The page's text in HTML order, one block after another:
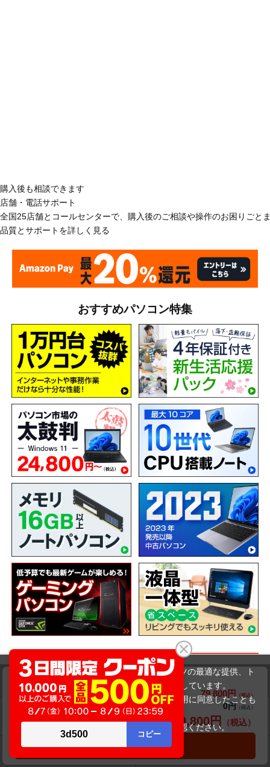
DELL OptiPlex 5270 AIO（第9世代CPU）
商品価格(税込) 79,800円
オプション小計価格(税込)
0円
商品合計価格(税込)
79,800円
カートに入れる
購入後も相談できます
店舗・電話サポート
全国25店舗とコールセンターで、購入後のご相談や操作のお困りごと
品質とサポートを詳しく見る
おすすめパソコン特集
ショッピングガイド
送料について 交換・返品について
商品・保証について
当サイトでは利用体験の向上およびコンテンツの最適な提供、ト
ラフィックの分析を目的としてCookieを使用しています。
サイトの閲覧を継続された場合、Cookieの利用に同意したことも
のといたします。
をご確認ください。
承諾する